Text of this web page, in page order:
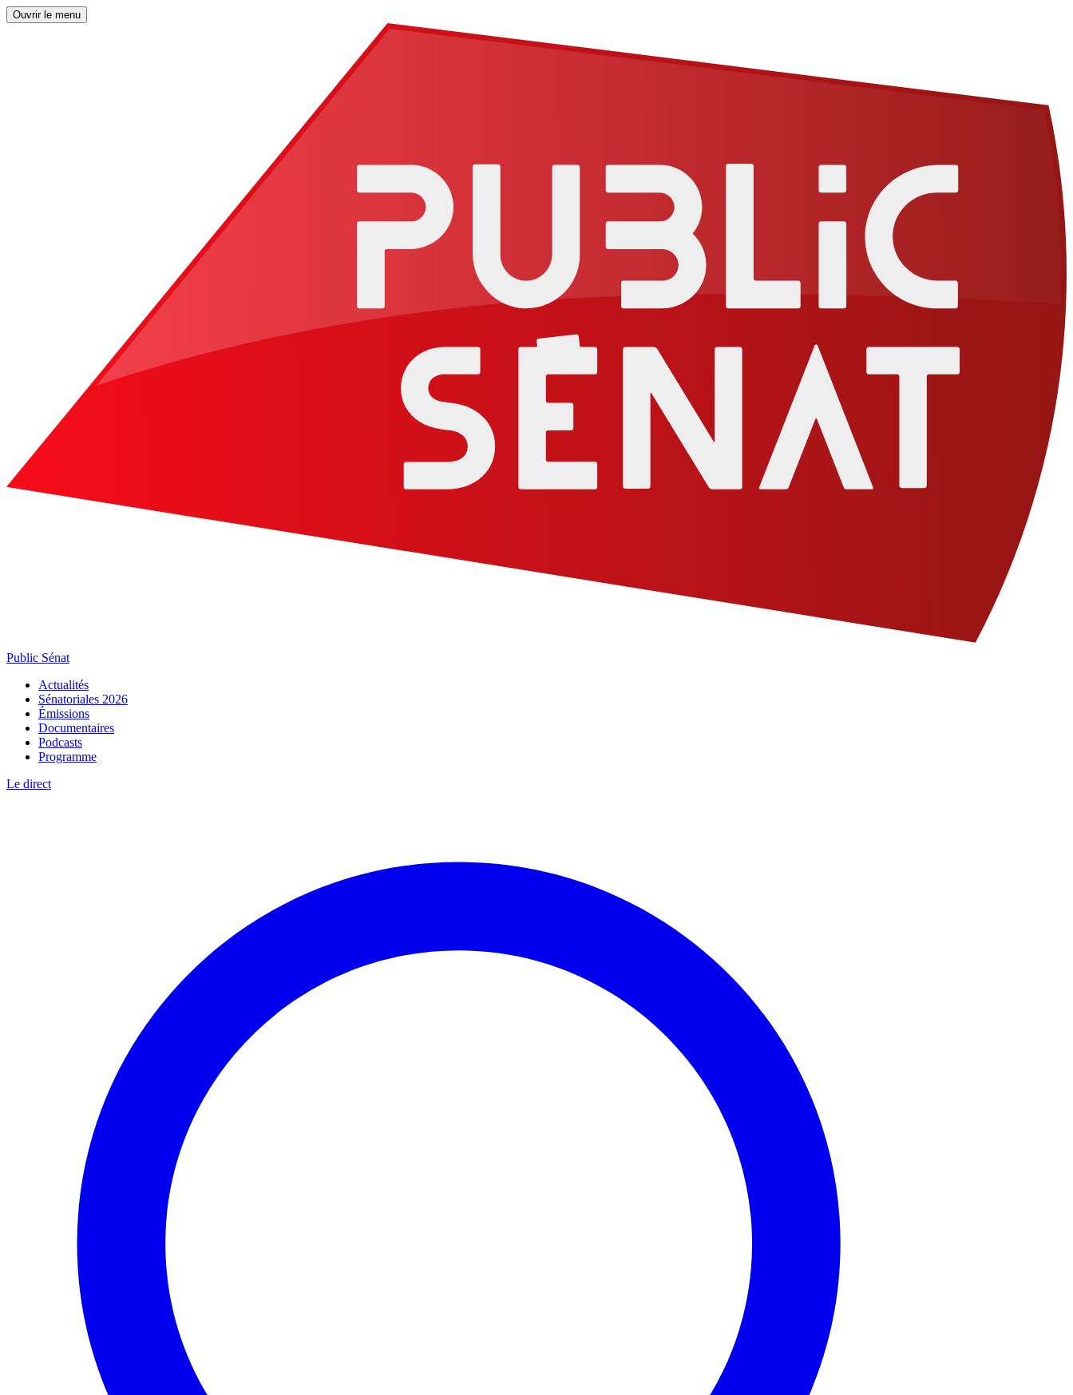
Ouvrir le menu
Public Sénat
Actualités
Sénatoriales 2026
Émissions
Documentaires
Podcasts
Programme
Le direct